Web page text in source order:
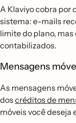
A Klaviyo cobra por
sistema: e-mails
limite do plano,
contabilizados.
Mensagens
As mensagens
dos créditos de
móveis você deseja